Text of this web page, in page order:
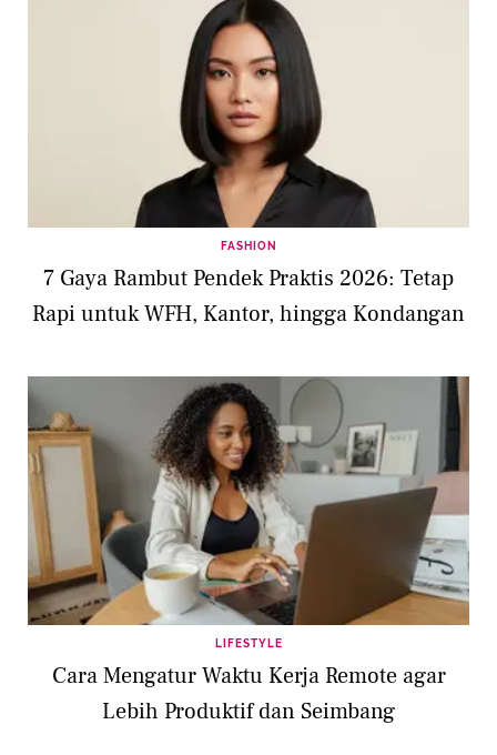
FASHION
7 Gaya Rambut Pendek Praktis 2026: Tetap
Rapi untuk WFH, Kantor, hingga Kondangan
LIFESTYLE
Cara Mengatur Waktu Kerja Remote agar
Lebih Produktif dan Seimbang